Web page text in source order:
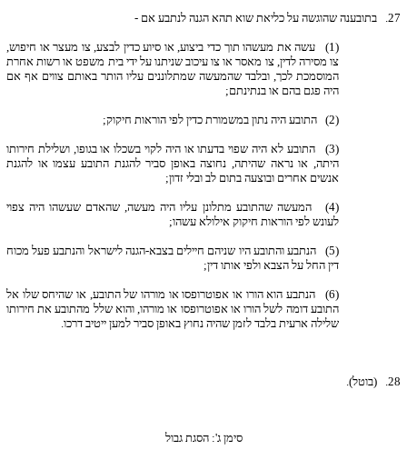
27. בתובענה שהוגשה על כליאת שוא תהא הגנה לנתבע אם -
(1) עשה את מעשהו תוך כדי ביצוע, או סיוע כדין לבצע, צו מעצר או חיפוש,
צו מסירה לדין, צו מאסר או צו עיכוב שניתנו על ידי בית משפט או רשות אחרת
המוסמכת לכך, ובלבד שהמעשה שמתלוננים עליו הותר באותם צווים אף אם
היה פגם בהם או בנתינתם;
(2) התובע היה נתון במשמורת כדין לפי הוראות חיקוק;
(3) התובע לא היה שפוי בדעתו או היה לקוי בשכלו או בגופו, ושלילת חירותו
היתה, או נראה שהיתה, נחוצה באופן סביר להגנת התובע עצמו או להגנת
אנשים אחרים ובוצעה בתום לב ובלי זדון;
(4) המעשה שהתובע מתלונן עליו היה מעשה, שהאדם שעשהו היה צפוי
לעונש לפי הוראות חיקוק אילולא עשהו;
(5) הנתבע והתובע היו שניהם חיילים בצבא-הגנה לישראל והנתבע פעל מכוח
דין החל על הצבא ולפי אותו דין;
(6) הנתבע הוא הורו או אפוטרופסו או מורהו של התובע, או שהיחס שלו אל
התובע דומה לשל הורו או אפוטרופסו או מורהו, והוא שלל מהתובע את חירותו
שלילה ארעית בלבד לזמן שהיה נחוץ באופן סביר למען ייטיב דרכו.
28. (בוטל).
סימן ג': הסגת גבול